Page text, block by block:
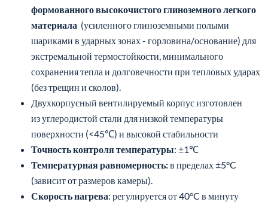
формованного высокочистого глиноземного легкого
материала (усиленного глиноземными полыми
шариками в ударных зонах - горловина/основание) для
экстремальной термостойкости, минимального
сохранения тепла и долговечности при тепловых ударах
(без трещин и сколов).
Двухкорпусный вентилируемый корпус изготовлен
из углеродистой стали для низкой температуры
поверхности (<45℃) и высокой стабильности
Точность контроля температуры: ±1℃
Температурная равномерность:в пределах ±5°C
(зависит от размеров камеры).
Скорость нагрева: регулируется от 40°C в минуту